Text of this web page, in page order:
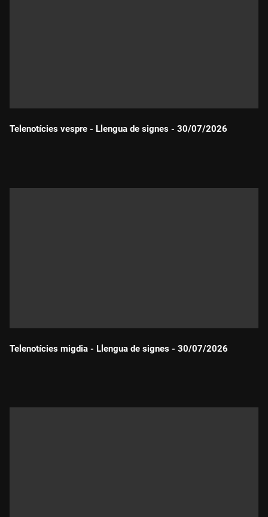
Telenotícies vespre - Llengua de signes - 30/07/2026
Telenotícies migdia - Llengua de signes - 30/07/2026